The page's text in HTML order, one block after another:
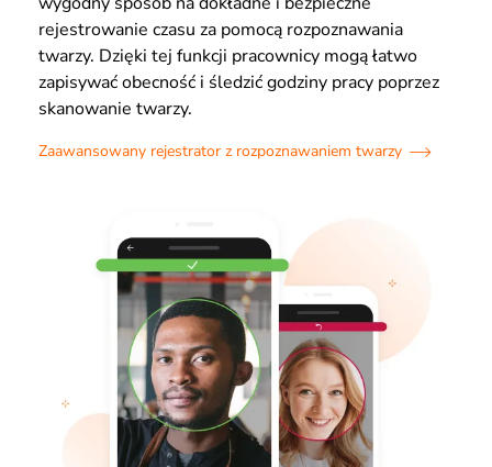
rejestrowanie czasu za pomocą rozpoznawania
twarzy. Dzięki tej funkcji pracownicy mogą łatwo
zapisywać obecność i śledzić godziny pracy poprzez
skanowanie twarzy.
Zaawansowany rejestrator z rozpoznawaniem twarzy